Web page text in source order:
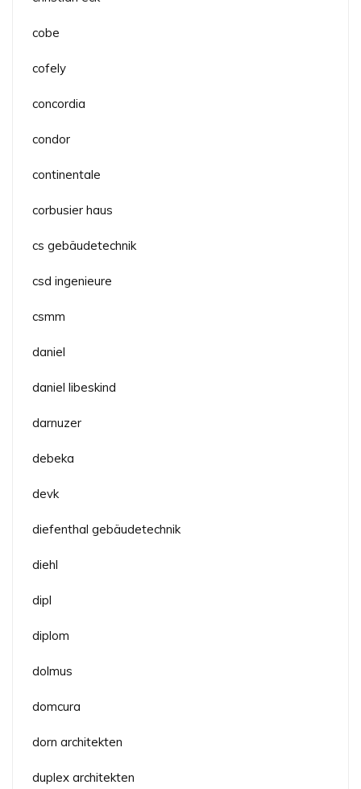
cobe
cofely
concordia
condor
continentale
corbusier haus
cs gebäudetechnik
csd ingenieure
csmm
daniel
daniel libeskind
darnuzer
debeka
devk
diefenthal gebäudetechnik
diehl
dipl
diplom
dolmus
domcura
dorn architekten
duplex architekten